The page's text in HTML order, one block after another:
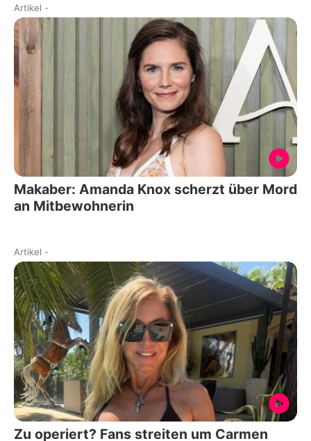
Artikel -
Makaber: Amanda Knox scherzt über Mord
an Mitbewohnerin
Artikel -
Zu operiert? Fans streiten um Carmen